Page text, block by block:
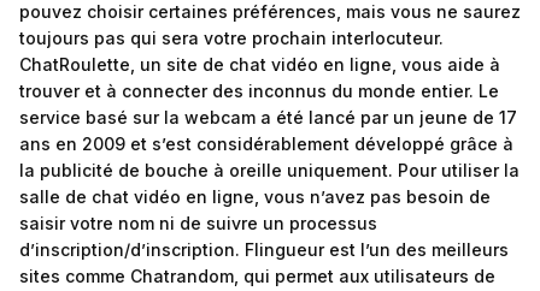
pouvez choisir certaines préférences, mais vous ne saurez
toujours pas qui sera votre prochain interlocuteur.
ChatRoulette, un site de chat vidéo en ligne, vous aide à
trouver et à connecter des inconnus du monde entier. Le
service basé sur la webcam a été lancé par un jeune de 17
ans en 2009 et s’est considérablement développé grâce à
la publicité de bouche à oreille uniquement. Pour utiliser la
salle de chat vidéo en ligne, vous n’avez pas besoin de
saisir votre nom ni de suivre un processus
d’inscription/d’inscription. Flingueur est l’un des meilleurs
sites comme Chatrandom, qui permet aux utilisateurs de